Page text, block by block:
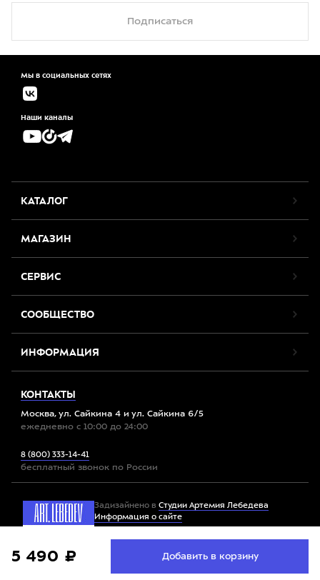
Подписаться
Мы в социальных сетях
Наши каналы
КАТАЛОГ
МАГАЗИН
СЕРВИС
СООБЩЕСТВО
ИНФОРМАЦИЯ
КОНТАКТЫ
Москва, ул. Сайкина 4 и ул. Сайкина 6/5
ежедневно с 10:00 до 24:00
8 (800) 333-14-41
бесплатный звонок по России
Задизайнено в Студии Артемия Лебедева
Информация о сайте
Все права защищены. 2012-2026 © Спорт-Марафон
сайтом, вы соглашаетесь с
условиями использования
Принять
5 490 ₽ Добавить в корзину